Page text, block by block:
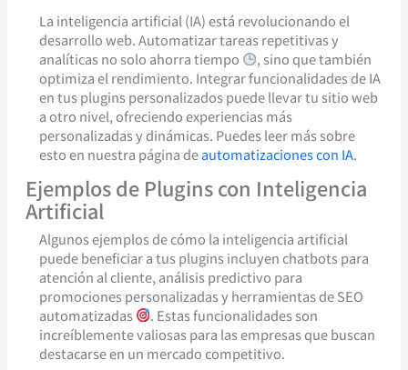
La inteligencia artificial (IA) está revolucionando el
desarrollo web. Automatizar tareas repetitivas y
analíticas no solo ahorra tiempo
, sino que también
optimiza el rendimiento. Integrar funcionalidades de IA
en tus plugins personalizados puede llevar tu sitio web
a otro nivel, ofreciendo experiencias más
personalizadas y dinámicas. Puedes leer más sobre
esto en nuestra página deautomatizaciones con IA.
Ejemplos de Plugins con Inteligencia
Artificial
Algunos ejemplos de cómo la inteligencia artificial
puede beneficiar a tus plugins incluyen chatbots para
atención al cliente, análisis predictivo para
promociones personalizadas y herramientas de SEO
automatizadas
. Estas funcionalidades son
increíblemente valiosas para las empresas que buscan
destacarse en un mercado competitivo.